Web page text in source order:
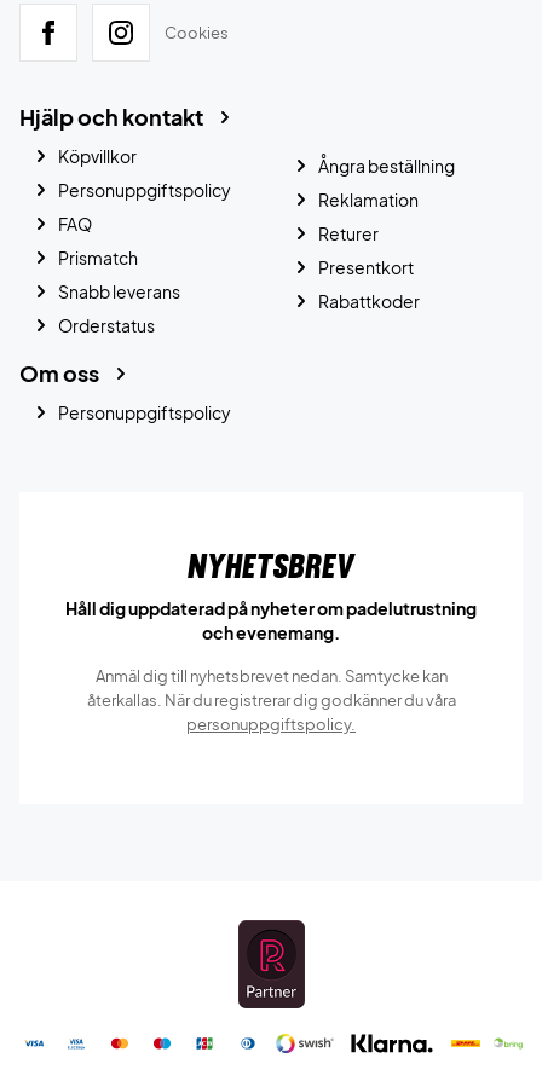
Cookies
Hjälp och kontakt
Köpvillkor
Personuppgiftspolicy
FAQ
Prismatch
Snabb leverans
Orderstatus
Ångra beställning
Reklamation
Returer
Presentkort
Rabattkoder
Om oss
Personuppgiftspolicy
Nyhetsbrev
Håll dig uppdaterad på nyheter om padelutrustning
och evenemang.
Anmäl dig till nyhetsbrevet nedan. Samtycke kan
återkallas. När du registrerar dig godkänner du våra
personuppgiftspolicy.